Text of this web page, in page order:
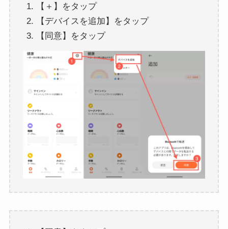
【＋】をタップ
【デバイスを追加】をタップ
【同意】をタップ